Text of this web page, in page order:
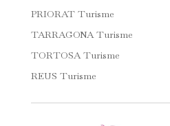
PRIORAT Turisme
TARRAGONA Turisme
TORTOSA Turisme
REUS Turisme